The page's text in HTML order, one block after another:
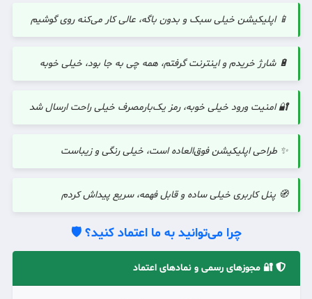
📱 اپلیکیشن خیلی سبک و بدون باگه، عالی کار می‌کنه روی گوشیم
🔋 شارژ خریدم و اینترنت گرفتم، همه چی به جا بود، خیلی خوبه
🔐 امنیت ورود خیلی خوبه، رمز یک‌بارمصرف خیلی راحت ارسال شد
✨ طراحی اپلیکیشن فوق‌العاده است، خیلی رنگی و زیباست
🧭 پنل کاربری خیلی ساده و قابل فهمه، سریع پیداش کردم
چرا می‌توانید به ما اعتماد کنید؟ 🛡️
🔐 مجوزهای رسمی و نمادهای اعتماد